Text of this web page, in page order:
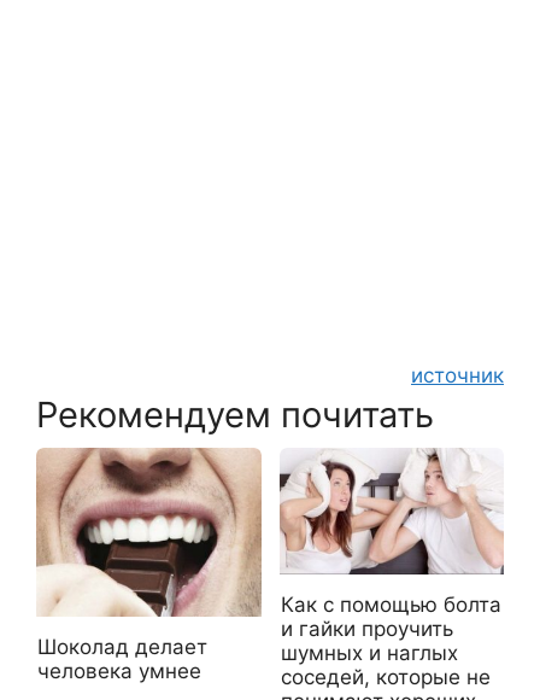
источник
Рекомендуем почитать
Шоколад делает
человека умнее
Как с помощью болта
и гайки проучить
шумных и наглых
соседей, которые не